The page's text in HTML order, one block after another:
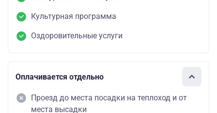
Культурная программа
Оздоровительные услуги
Оплачивается отдельно
Проезд до места посадки на теплоход и от
места высадки